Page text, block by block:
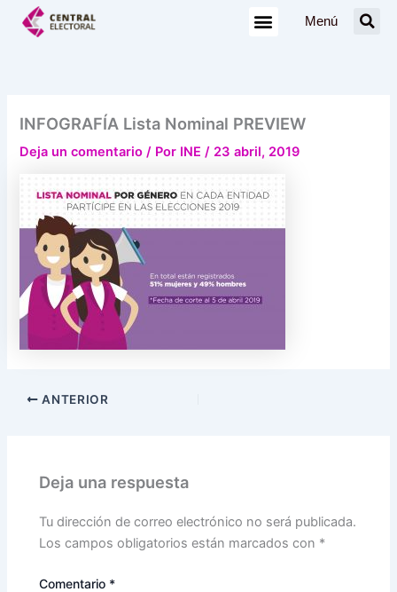
Menú
INFOGRAFÍA Lista Nominal PREVIEW
Deja un comentario / Por INE/ 23 abril, 2019
ANTERIOR
Deja una respuesta
Tu dirección de correo electrónico no será publicada.
Los campos obligatorios están marcados con *
Comentario *